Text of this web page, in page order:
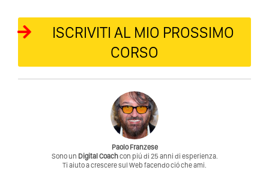
ISCRIVITI AL MIO PROSSIMO
CORSO
Paolo Franzese
Sono un Digital Coachcon piú di 25 anni di esperienza.
Ti aiuto a crescere sul Web facendo ció che ami.